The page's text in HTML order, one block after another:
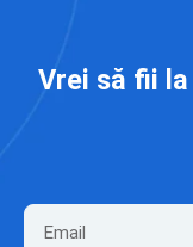
Vrei să fii